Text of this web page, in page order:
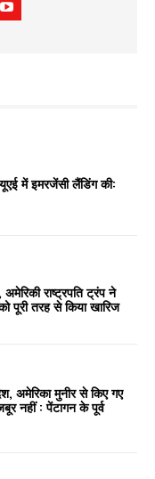
में इमरजेंसी लैंडिंग की:
राष्ट्रपति ट्रंप ने
पूरी तरह से किया खारिज
अमेरिका मुनीर से किए गए
नहीं : पेंटागन के पूर्व